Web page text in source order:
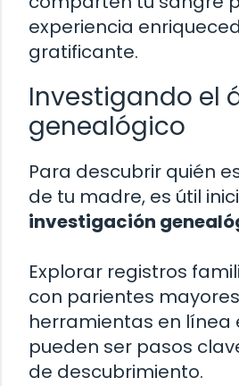
experiencia
gratificante.
Investigando el
genealógico
Para descubrir quién
de tu madre, es útil
investigación
Explorar registros
con parientes
herramientas en línea
pueden ser pasos
de descubrimiento.